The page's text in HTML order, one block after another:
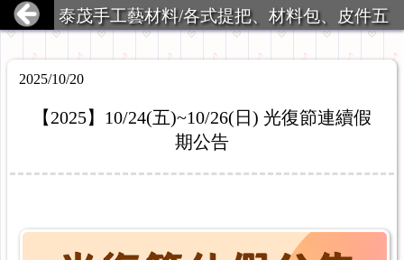
泰茂手工藝材料/各式提把、材料包、皮件五
金
2025/10/20
【2025】10/24(五)~10/26(日) 光復節連續假
期公告